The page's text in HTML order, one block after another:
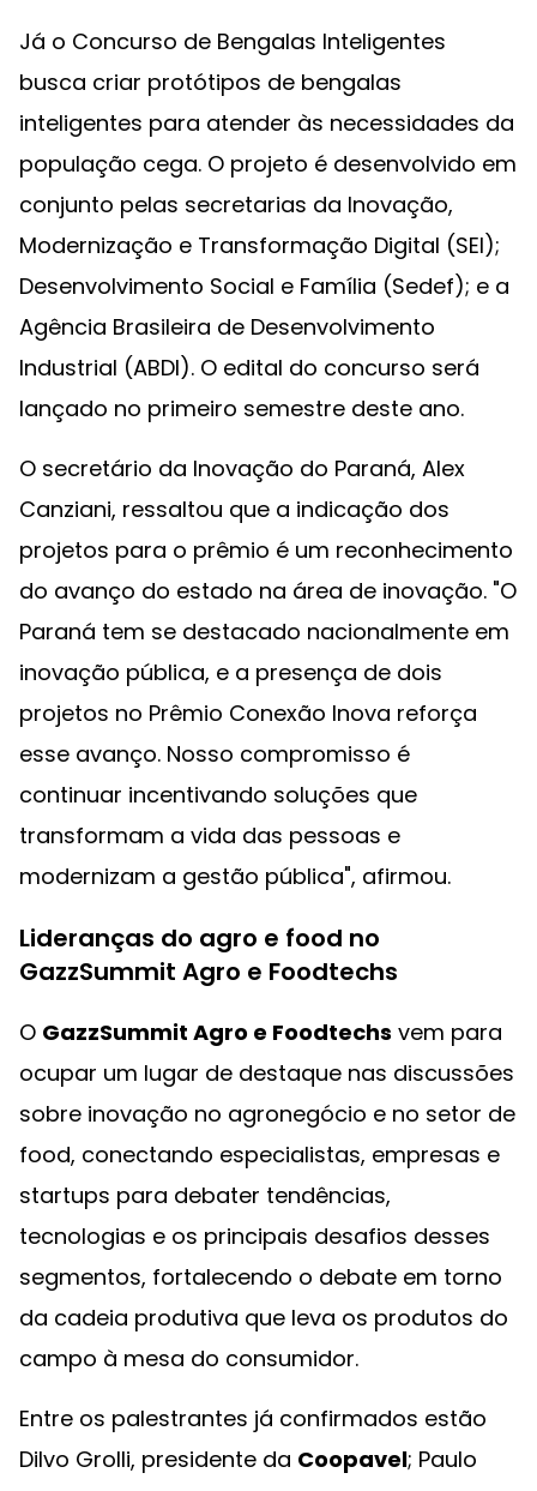
Já o Concurso de Bengalas Inteligentes
busca criar protótipos de bengalas
inteligentes para atender às necessidades da
população cega. O projeto é desenvolvido em
conjunto pelas secretarias da Inovação,
Modernização e Transformação Digital (SEI);
Desenvolvimento Social e Família (Sedef); e a
Agência Brasileira de Desenvolvimento
Industrial (ABDI). O edital do concurso será
lançado no primeiro semestre deste ano.
O secretário da Inovação do Paraná, Alex
Canziani, ressaltou que a indicação dos
projetos para o prêmio é um reconhecimento
do avanço do estado na área de inovação. "O
Paraná tem se destacado nacionalmente em
inovação pública, e a presença de dois
projetos no Prêmio Conexão Inova reforça
esse avanço. Nosso compromisso é
continuar incentivando soluções que
transformam a vida das pessoas e
modernizam a gestão pública", afirmou.
Lideranças do agro e food no
GazzSummit Agro e Foodtechs
O GazzSummit Agro e Foodtechs vem para
ocupar um lugar de destaque nas discussões
sobre inovação no agronegócio e no setor de
food, conectando especialistas, empresas e
startups para debater tendências,
tecnologias e os principais desafios desses
segmentos, fortalecendo o debate em torno
da cadeia produtiva que leva os produtos do
campo à mesa do consumidor.
Entre os palestrantes já confirmados estão
Dilvo Grolli, presidente da Coopavel; Paulo